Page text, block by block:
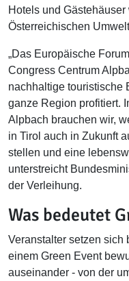
Hotels und Gästehäuser
Österreichischen
„Das Europäische
Congress Centrum
nachhaltige touristische
ganze Region profitiert.
Alpbach brauchen wir,
in Tirol auch in Zukunft
stellen und eine
unterstreicht
der Verleihung.
Was bedeutet
Veranstalter setzen sich
einem Green Event
auseinander - von der